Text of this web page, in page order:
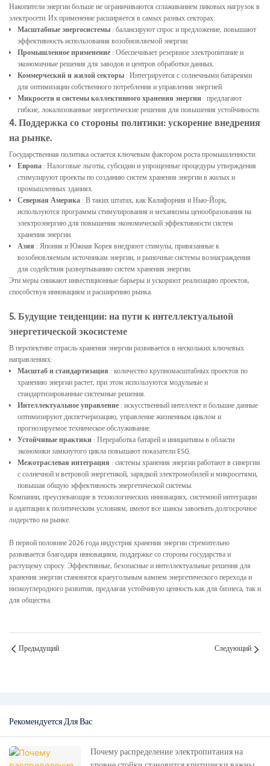
Накопители энергии больше не ограничиваются сглаживанием пиковых нагрузок в
электросети. Их применение расширяется в самых разных секторах:
Масштабные энергосистемы : балансируют спрос и предложение, повышают
эффективность использования возобновляемой энергии.
Промышленное применение : Обеспечивает резервное электропитание и
экономичные решения для заводов и центров обработки данных.
Коммерческий и жилой секторы : Интегрируется с солнечными батареями
для оптимизации собственного потребления и управления энергией.
Микросети и системы коллективного хранения энергии : предлагают
гибкие, локализованные энергетические решения для повышения устойчивости.
4. Поддержка со стороны политики: ускорение внедрения
на рынке.
Государственная политика остается ключевым фактором роста промышленности:
Европа : Налоговые льготы, субсидии и упрощенные процедуры утверждения
стимулируют проекты по созданию систем хранения энергии в жилых и
промышленных зданиях.
Северная Америка : В таких штатах, как Калифорния и Нью-Йорк,
используются программы стимулирования и механизмы ценообразования на
электроэнергию для повышения экономической эффективности систем
хранения энергии.
Азия : Япония и Южная Корея внедряют стимулы, привязанные к
возобновляемым источникам энергии, и рыночные системы вознаграждения
для содействия развертыванию систем хранения энергии.
Эти меры снижают инвестиционные барьеры и ускоряют реализацию проектов,
способствуя инновациям и расширению рынка.
5. Будущие тенденции: на пути к интеллектуальной
энергетической экосистеме
В перспективе отрасль хранения энергии развивается в нескольких ключевых
направлениях:
Масштаб и стандартизация : количество крупномасштабных проектов по
хранению энергии растет, при этом используются модульные и
стандартизированные системные решения.
Интеллектуальное управление : искусственный интеллект и большие данные
оптимизируют диспетчеризацию, управление жизненным циклом и
прогнозируемое техническое обслуживание.
Устойчивые практики : Переработка батарей и инициативы в области
экономики замкнутого цикла повышают показатели ESG.
Межотраслевая интеграция : системы хранения энергии работают в синергии
с солнечной и ветровой энергетикой, зарядкой электромобилей и микросетями,
повышая общую эффективность энергетической системы.
Компании, преуспевающие в технологических инновациях, системной интеграции
и адаптации к политическим условиям, имеют все шансы завоевать долгосрочное
лидерство на рынке.
В первой половине 2026 года индустрия хранения энергии стремительно
развивается благодаря инновациям, поддержке со стороны государства и
растущему спросу. Эффективные, безопасные и интеллектуальные решения для
хранения энергии становятся краеугольным камнем энергетического перехода и
низкоуглеродного развития, предлагая устойчивую ценность как для бизнеса, так и
для общества.
Предыдущий Следующий
Рекомендуется Для Вас
Почему распределение электропитания на